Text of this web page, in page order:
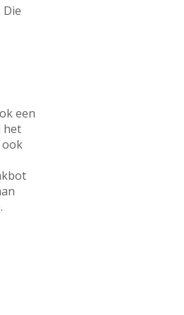
een
het
ook